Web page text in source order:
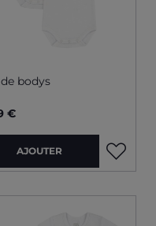
bodys
€
AJOUTER